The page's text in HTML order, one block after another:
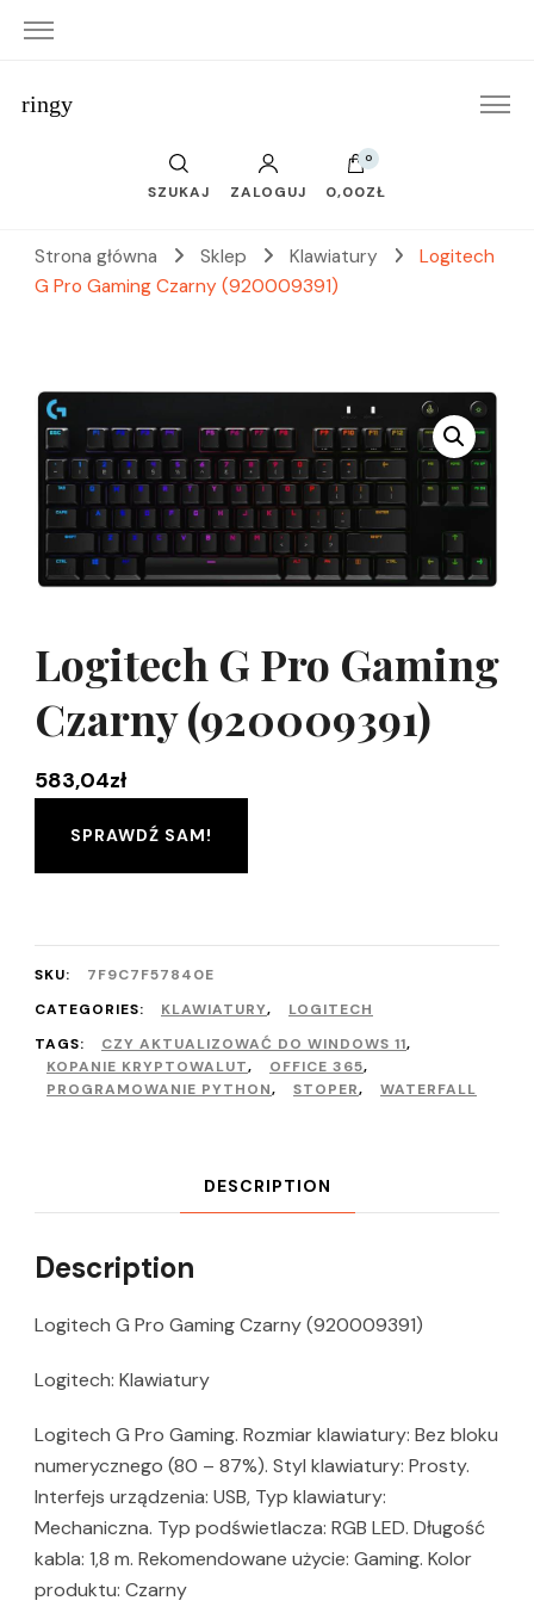
ringy
SZUKAJ ZALOGUJ
0
0,00ZŁ
Strona główna Sklep Klawiatury
Logitech
G Pro Gaming Czarny (920009391)
Logitech G Pro Gaming
Czarny (920009391)
583,04zł
SPRAWDŹ SAM!
SKU:
7F9C7F57840E
CATEGORIES:
KLAWIATURY,
LOGITECH
TAGS:
CZY AKTUALIZOWAĆ DO WINDOWS 11,
KOPANIE KRYPTOWALUT, OFFICE 365,
PROGRAMOWANIE PYTHON, STOPER, WATERFALL
DESCRIPTION
Description
Logitech G Pro Gaming Czarny (920009391)
Logitech: Klawiatury
Logitech G Pro Gaming. Rozmiar klawiatury: Bez bloku
numerycznego (80 – 87%). Styl klawiatury: Prosty.
Interfejs urządzenia: USB, Typ klawiatury:
Mechaniczna. Typ podświetlacza: RGB LED. Długość
kabla: 1,8 m. Rekomendowane użycie: Gaming. Kolor
produktu: Czarny